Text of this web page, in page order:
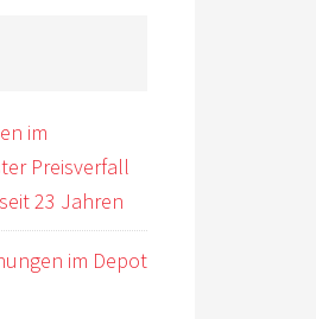
im
Preisverfall
23 Jahren
im Depot